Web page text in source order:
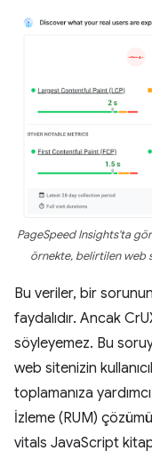
PageSpeed Insights'ta
örnekte, belirtilen web
Bu veriler, bir
faydalıdır. Ancak
söyleyemez. Bu
web sitenizin
toplamanıza
İzleme (RUM)
vitals JavaScript